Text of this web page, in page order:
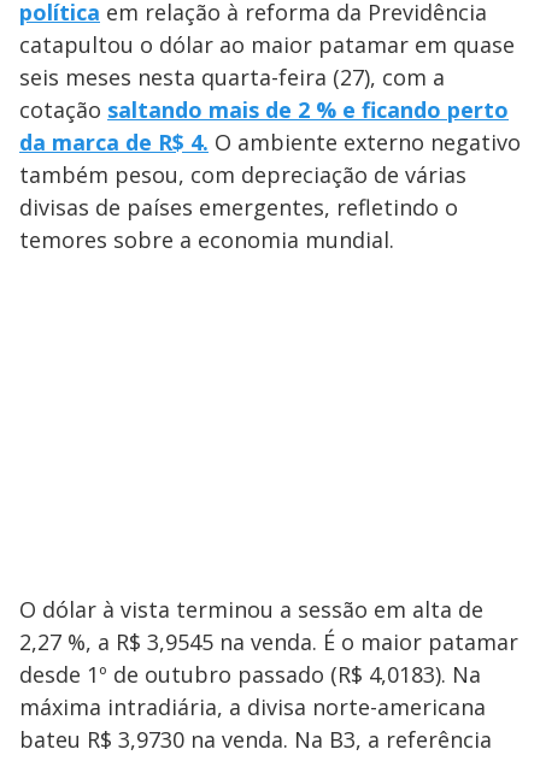
política em relação à reforma da Previdência
catapultou o dólar ao maior patamar em quase
seis meses nesta quarta-feira (27), com a
cotação saltando mais de 2 % e ficando perto
da marca de R$ 4. O ambiente externo negativo
também pesou, com depreciação de várias
divisas de países emergentes, refletindo o
temores sobre a economia mundial.
O dólar à vista terminou a sessão em alta de
2,27 %, a R$ 3,9545 na venda. É o maior patamar
desde 1º de outubro passado (R$ 4,0183). Na
máxima intradiária, a divisa norte-americana
bateu R$ 3,9730 na venda. Na B3, a referência